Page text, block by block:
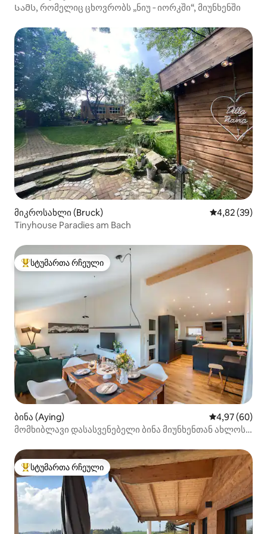
Სამს, რომელიც ცხოვრობს „ნიუ ‑ იორკში“, მიუნხენში
მიკროსახლი (Bruck) საშუალო
4,82 (39)
Tinyhouse Paradies am Bach
სტუმართა რჩეული მოწინავე ვარიანტი
სტუმართა რჩეული
ბინა (Aying) საშუალო
4,97 (60)
მომხიბლავი დასასვენებელი ბინა მიუნხენთან ახლოს,
სტუმართა რჩეული მოწინავე ვარიანტი
სტუმართა რჩეული